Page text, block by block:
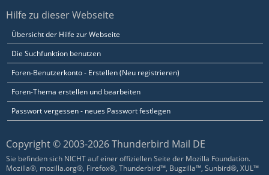
Hilfe zu dieser Webseite
Übersicht der Hilfe zur Webseite
Die Suchfunktion benutzen
Foren-Benutzerkonto - Erstellen (Neu registrieren)
Foren-Thema erstellen und bearbeiten
Passwort vergessen - neues Passwort festlegen
Copyright © 2003-2026 Thunderbird Mail DE
Sie befinden sich NICHT auf einer offiziellen Seite der Mozilla Foundation.
Mozilla®, mozilla.org®, Firefox®, Thunderbird™, Bugzilla™, Sunbird®, XUL™